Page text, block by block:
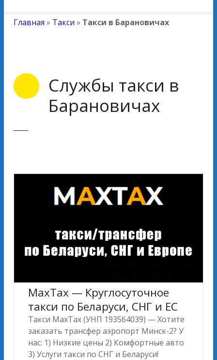
Главная » Такси » Такси в Барановичах
Службы такси в
Барановичах
MахTах — Круглосуточное
такси по Беларуси, СНГ и ЕС
Такси MахTах (УНП 193564039) — Хотите
заказать трансфер аэропорт Минск-2? У
нас: 1) Низкие цены 2) Комфортные авто
3) Услуги такси по СНГ и Беларуси!